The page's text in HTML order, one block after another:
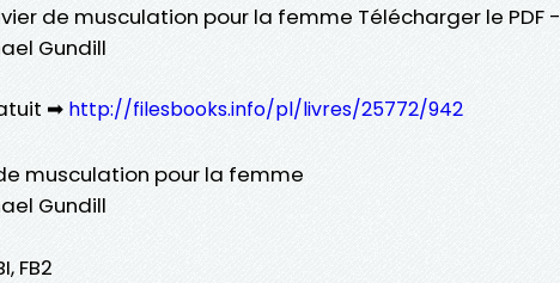
de musculation pour la femme Télécharger le PDF -
Gundill
➡ http://filesbooks.info/pl/livres/25772/942
musculation pour la femme
Gundill
FB2